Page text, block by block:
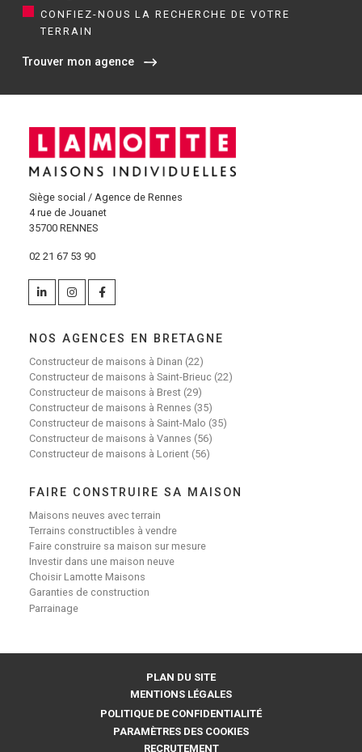
CONFIEZ-NOUS LA RECHERCHE DE VOTRE
TERRAIN
Trouver mon agence
Siège social / Agence de Rennes
4 rue de Jouanet
35700 RENNES
02 21 67 53 90
NOS AGENCES EN BRETAGNE
Constructeur de maisons à Dinan (22)
Constructeur de maisons à Saint-Brieuc (22)
Constructeur de maisons à Brest (29)
Constructeur de maisons à Rennes (35)
Constructeur de maisons à Saint-Malo (35)
Constructeur de maisons à Vannes (56)
Constructeur de maisons à Lorient (56)
FAIRE CONSTRUIRE SA MAISON
Maisons neuves avec terrain
Terrains constructibles à vendre
Faire construire sa maison sur mesure
Investir dans une maison neuve
Choisir Lamotte Maisons
Garanties de construction
Parrainage
PLAN DU SITE
MENTIONS LÉGALES
POLITIQUE DE CONFIDENTIALITÉ
PARAMÈTRES DES COOKIES
RECRUTEMENT